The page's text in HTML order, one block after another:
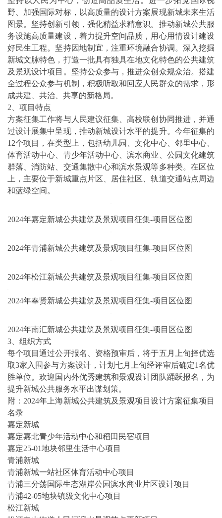
野、加强国际对标，以高质量的设计方案展现新城未来生活
图景。坚持创新引领，强化精益求精意识。推动新城公共服
务设施高质量建设，着力提升空间品质，用心用情设计建设
好民生工程。坚持因地制宜，注重环境融合协调。深入挖掘
新城文脉特色，打造一批具有独具在地文化特色的公共建筑
及景观设计项目。坚持公众参与，推进众创众规众治。搭建
全过程公众参与机制，积极听取和回应人民群众的需求，形
成共建、共治、共享的新格局。
2、项目特点
方案征集工作将与人民建议征集、高校联创协同推进，并通
过设计展集中呈现，推动新城设计水平的提升。今年征集的
12个项目，在类型上，包括幼儿园、文化中心、邻里中心、
体育活动中心、青少年活动中心、滨水商业、公园文化建筑
群落、消防站、交通集散中心和滨水景观等多种类。在区位
上，主要位于新城重点片区、居住社区、轨道交通站点周边
和蓝绿空间。
2024年嘉定新城公共建筑及景观项目征集-项目区位图
2024年青浦新城公共建筑及景观项目征集-项目区位图
2024年松江新城公共建筑及景观项目征集-项目区位图
2024年奉贤新城公共建筑及景观项目征集-项目区位图
2024年南汇新城公共建筑及景观项目征集-项目区位图
3、组织方式
每个项目通过公开报名、资格预审后，将于五月上旬择优选
取3家入围参与方案设计，计划七月上旬经评审后确定1名优
胜单位。欢迎国内外优秀建筑和景观设计团队踊跃报名，为
提升新城公共服务水平出谋划策。
附：2024年上海新城公共建筑及景观项目设计方案征集项目
名录
嘉定新城
嘉定嘉北青少年活动中心和稻田民宿项目
嘉定25-01地块邻里生活中心项目
青浦新城
青浦新城一站社区体育活动中心项目
青浦三分荡国际生态湖岸公园滨水商业片区设计项目
青浦42-05地块镇级文化中心项目
松江新城